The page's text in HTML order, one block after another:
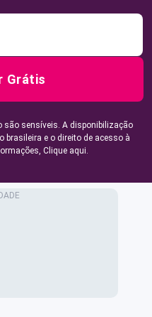
Grátis
são sensíveis. A disponibilização
brasileira e o direito de acesso à
Clique aqui.